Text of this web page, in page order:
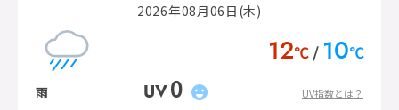
2026年08月06日(木)
12℃ 10℃
雨 UV0 UV指数とは？